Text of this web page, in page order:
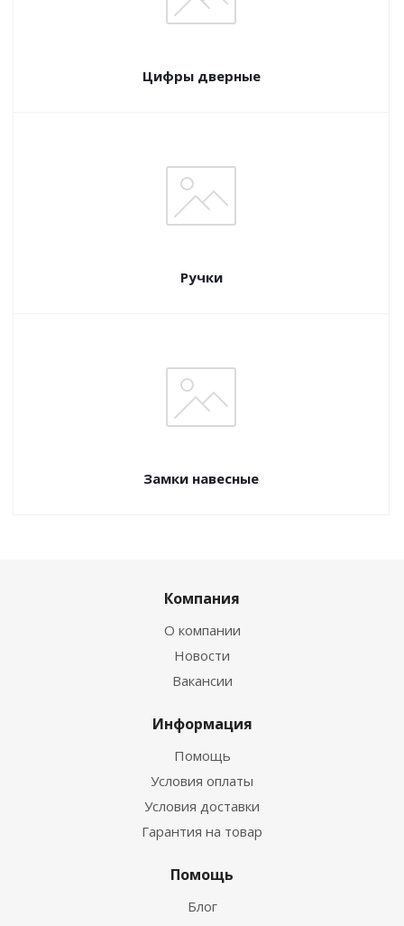
Цифры дверные
Ручки
Замки навесные
Компания
О компании
Новости
Вакансии
Информация
Помощь
Условия оплаты
Условия доставки
Гарантия на товар
Помощь
Блог